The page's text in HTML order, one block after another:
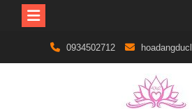
content
0934502712